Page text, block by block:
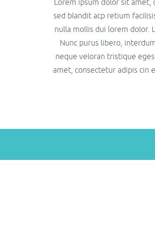
Lorem ipsum dolor sit amet,
sed blandit acp retium
nulla mollis dui lorem dolor.
Nunc purus libero,
neque veloran tristique
amet, consectetur adipis cin